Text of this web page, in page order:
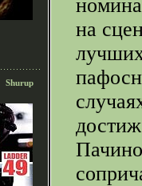
Shurup
на